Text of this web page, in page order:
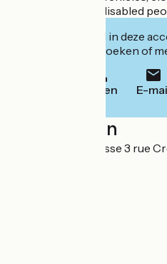
bicycle room for disabled
Geïnteresseerd in deze
website om te boeken of
Bellen E-
Localisation
Auberge de jeunesse 3 rue